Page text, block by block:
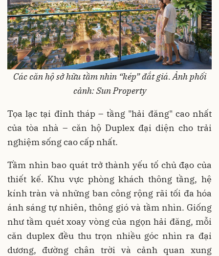
Các căn hộ sở hữu tầm nhìn “kép” đắt giá. Ảnh phối
cảnh: Sun Property
Tọa lạc tại đỉnh tháp – tầng "hải đăng" cao nhất
của tòa nhà – căn hộ Duplex đại diện cho trải
nghiệm sống cao cấp nhất.
Tầm nhìn bao quát trở thành yếu tố chủ đạo của
thiết kế. Khu vực phòng khách thông tầng, hệ
kính tràn và những ban công rộng rãi tối đa hóa
ánh sáng tự nhiên, thông gió và tầm nhìn. Giống
như tầm quét xoay vòng của ngọn hải đăng, mỗi
căn duplex đều thu trọn nhiều góc nhìn ra đại
dương, đường chân trời và cảnh quan xung